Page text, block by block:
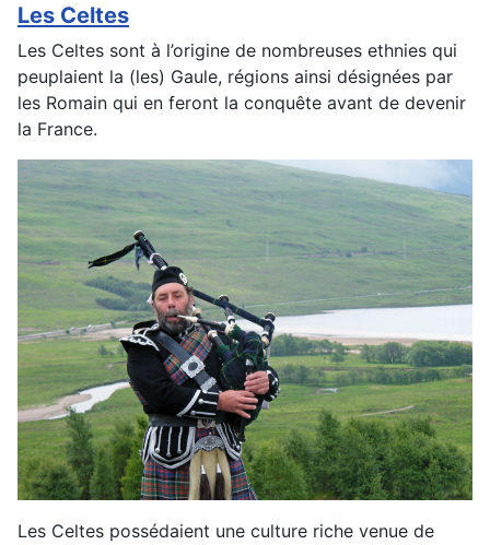
Les Celtes
Les Celtes sont à l’origine de nombreuses ethnies qui
peuplaient la (les) Gaule, régions ainsi désignées par
les Romain qui en feront la conquête avant de devenir
la France.
Les Celtes possédaient une culture riche venue de